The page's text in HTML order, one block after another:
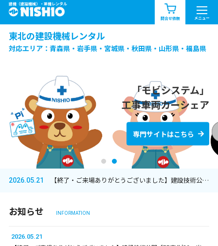
建機（建設機械）・重機レンタル
問合せ依頼 メニュー
商品一覧 お知らせ一覧
問合せ依頼リスト
北海道
中部 中国・四国
九州・沖縄（外部）
東北の建設機械レンタル
対応エリア：青森県・岩手県・宮城県・秋田県・山形県・福島県
東北の総合レンタルは
西尾レントオールへ
「モビシステム」
工事車両カーシェア
専門サイトはこちら
2026.05.21 【終了・ご来場ありがとうございました】建設技術公開「EE東北’26」出展のお知らせ
お知らせ INFORMATION
2026.05.21